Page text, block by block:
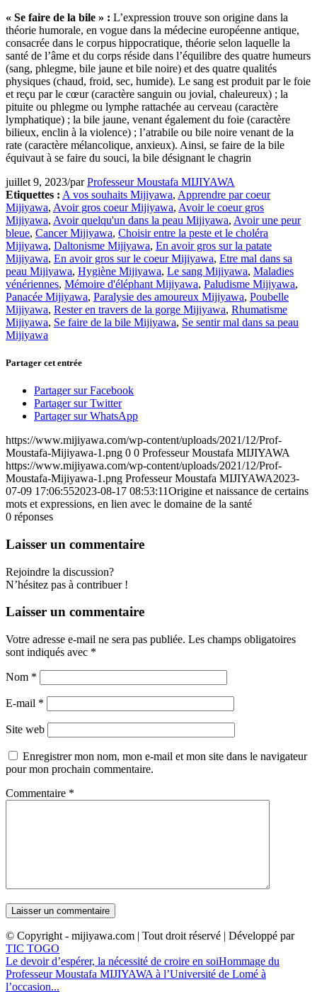
« Se faire de la bile » : L’expression trouve son origine dans la
théorie humorale, en vogue dans la médecine européenne antique,
consacrée dans le corpus hippocratique, théorie selon laquelle la
santé de l’âme et du corps réside dans l’équilibre des quatre humeurs
(sang, phlegme, bile jaune et bile noire) et des quatre qualités
physiques (chaud, froid, sec, humide). Le sang est produit par le foie
et reçu par le cœur (caractère sanguin ou jovial, chaleureux) ; la
pituite ou phlegme ou lymphe rattachée au cerveau (caractère
lymphatique) ; la bile jaune, venant également du foie (caractère
bilieux, enclin à la violence) ; l’atrabile ou bile noire venant de la
rate (caractère mélancolique, anxieux). Ainsi, se faire de la bile
équivaut à se faire du souci, la bile désignant le chagrin
juillet 9, 2023/parProfesseur Moustafa MIJIYAWA
Etiquettes : A vos souhaits Mijiyawa, Apprendre par coeur
Mijiyawa, Avoir gros coeur Mijiyawa, Avoir le coeur gros
Mijiyawa, Avoir quelqu'un dans la peau Mijiyawa, Avoir une peur
bleue, Cancer Mijiyawa, Choisir entre la peste et le choléra
Mijiyawa, Daltonisme Mijiyawa, En avoir gros sur la patate
Mijiyawa, En avoir gros sur le coeur Mijiyawa, Etre mal dans sa
peau Mijiyawa, Hygiène Mijiyawa, Le sang Mijiyawa, Maladies
vénériennes, Mémoire d'éléphant Mijiyawa, Paludisme Mijiyawa,
Panacée Mijiyawa, Paralysie des amoureux Mijiyawa, Poubelle
Mijiyawa, Rester en travers de la gorge Mijiyawa, Rhumatisme
Mijiyawa, Se faire de la bile Mijiyawa, Se sentir mal dans sa peau
Mijiyawa
Partager cet entrée
Partager sur Facebook
Partager sur Twitter
Partager sur WhatsApp
https://www.mijiyawa.com/wp-content/uploads/2021/12/Prof-
Moustafa-Mijiyawa-1.png 0 0 Professeur Moustafa MIJIYAWA
https://www.mijiyawa.com/wp-content/uploads/2021/12/Prof-
Moustafa-Mijiyawa-1.png Professeur Moustafa MIJIYAWA2023-
07-09 17:06:552023-08-17 08:53:11Origine et naissance de certains
mots et expressions, en lien avec le domaine de la santé
0 réponses
Laisser un commentaire
Rejoindre la discussion?
N’hésitez pas à contribuer !
Laisser un commentaire
Votre adresse e-mail ne sera pas publiée. Les champs obligatoires
sont indiqués avec *
Nom *
E-mail *
Site web
Enregistrer mon nom, mon e-mail et mon site dans le navigateur
pour mon prochain commentaire.
Commentaire *
© Copyright - mijiyawa.com | Tout droit réservé | Développé par
TIC TOGO
Le devoir d’espérer, la nécessité de croire en soiHommage du
Professeur Moustafa MIJIYAWA à l’Université de Lomé à
l’occasion...